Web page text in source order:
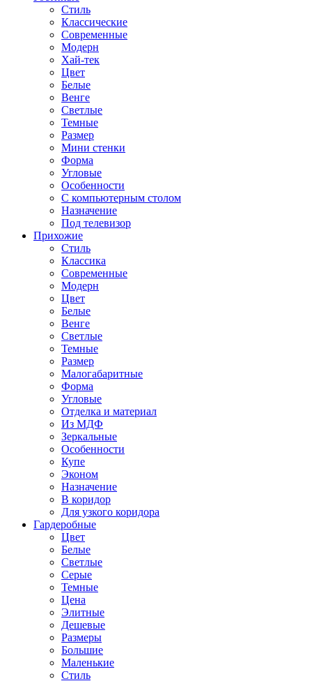
Стиль
Классические
Современные
Модерн
Хай-тек
Цвет
Белые
Венге
Светлые
Темные
Размер
Мини стенки
Форма
Угловые
Особенности
С компьютерным столом
Назначение
Под телевизор
Прихожие
Стиль
Классика
Современные
Модерн
Цвет
Белые
Венге
Светлые
Темные
Размер
Малогабаритные
Форма
Угловые
Отделка и материал
Из МДФ
Зеркальные
Особенности
Купе
Эконом
Назначение
В коридор
Для узкого коридора
Гардеробные
Цвет
Белые
Светлые
Серые
Темные
Цена
Элитные
Дешевые
Размеры
Большие
Маленькие
Стиль